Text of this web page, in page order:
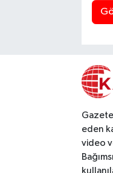
eden
video